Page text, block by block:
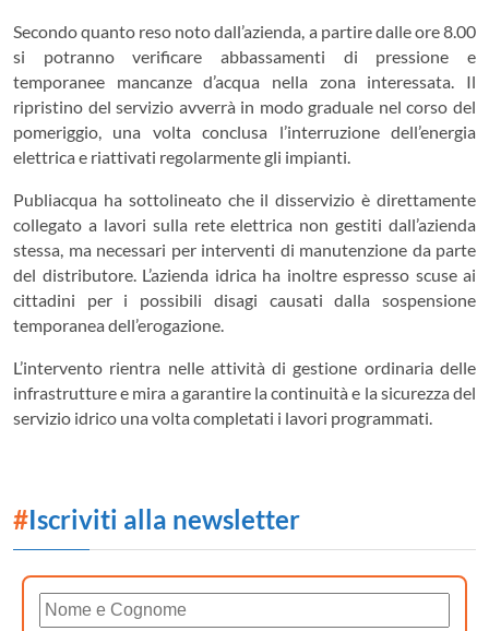
Secondo quanto reso noto dall’azienda, a partire dalle ore 8.00
si potranno verificare abbassamenti di pressione e
temporanee mancanze d’acqua nella zona interessata. Il
ripristino del servizio avverrà in modo graduale nel corso del
pomeriggio, una volta conclusa l’interruzione dell’energia
elettrica e riattivati regolarmente gli impianti.
Publiacqua ha sottolineato che il disservizio è direttamente
collegato a lavori sulla rete elettrica non gestiti dall’azienda
stessa, ma necessari per interventi di manutenzione da parte
del distributore. L’azienda idrica ha inoltre espresso scuse ai
cittadini per i possibili disagi causati dalla sospensione
temporanea dell’erogazione.
L’intervento rientra nelle attività di gestione ordinaria delle
infrastrutture e mira a garantire la continuità e la sicurezza del
servizio idrico una volta completati i lavori programmati.
#Iscriviti alla newsletter